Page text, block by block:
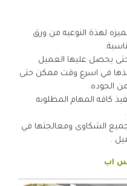
لهذة النوعيه من ورق
حتى يحصل عليها العميل
في اسرع وقت ممكن حتى
الجوده.
كافه المهام المطلوبه
الشكاوى ومعالجتها في
.
اب